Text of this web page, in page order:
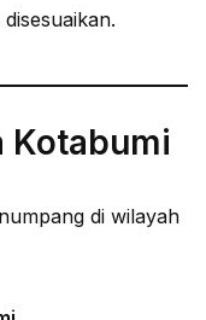
Kotabumi
di wilayah